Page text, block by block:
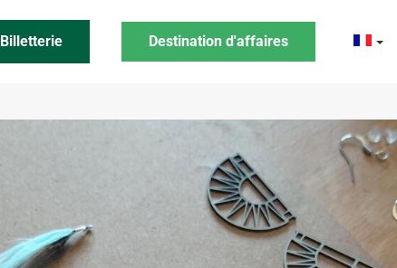
Billetterie Destination d'affaires